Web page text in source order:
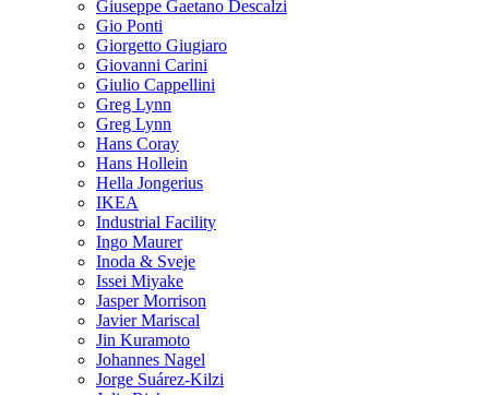
Giuseppe Gaetano Descalzi
Gio Ponti
Giorgetto Giugiaro
Giovanni Carini
Giulio Cappellini
Greg Lynn
Greg Lynn
Hans Coray
Hans Hollein
Hella Jongerius
IKEA
Industrial Facility
Ingo Maurer
Inoda & Sveje
Issei Miyake
Jasper Morrison
Javier Mariscal
Jin Kuramoto
Johannes Nagel
Jorge Suárez-Kilzi